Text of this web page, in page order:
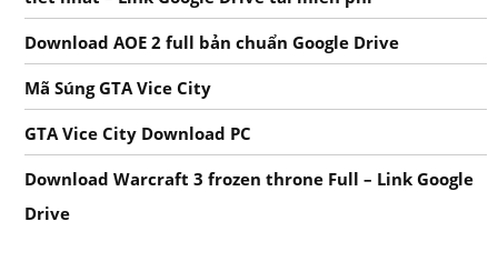
Download AOE 2 full bản chuẩn Google Drive
Mã Súng GTA Vice City
GTA Vice City Download PC
Download Warcraft 3 frozen throne Full – Link Google
Drive